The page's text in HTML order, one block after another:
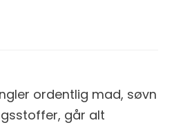
ordentlig mad, søvn
går alt